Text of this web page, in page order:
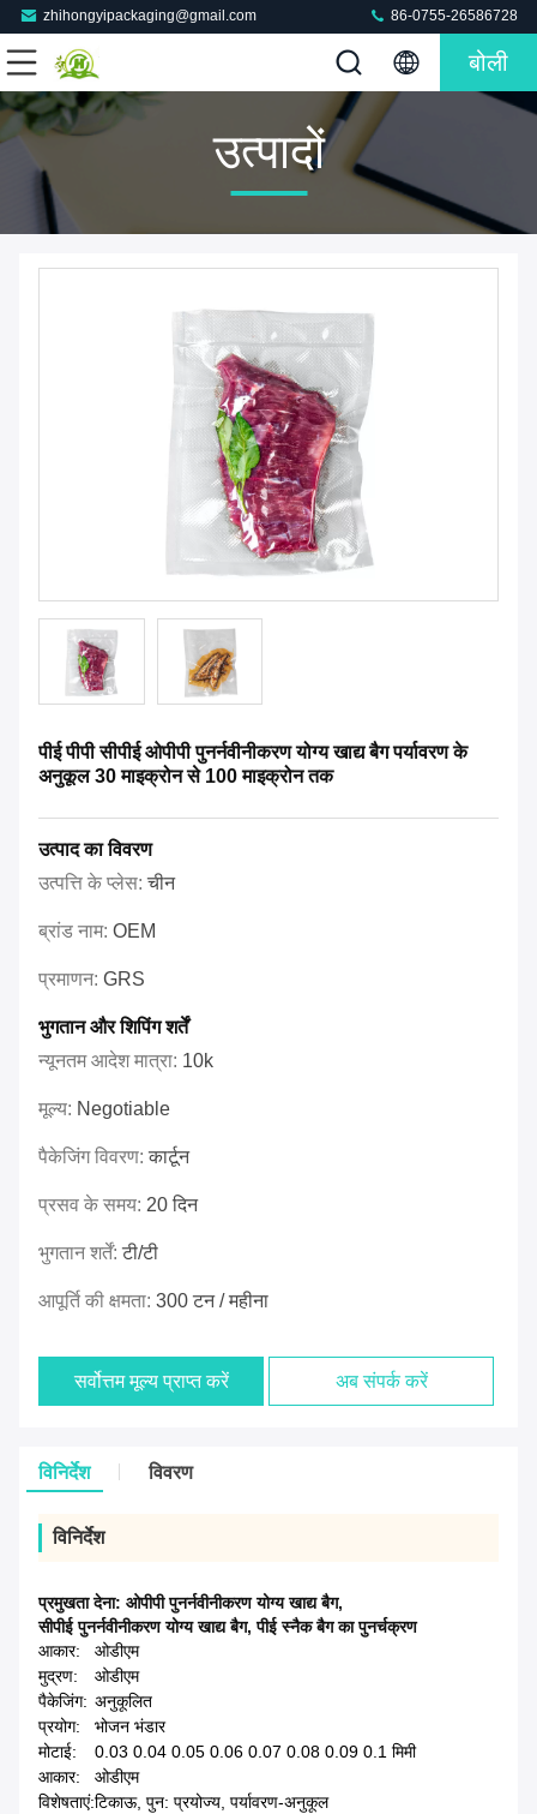
zhihongyipackaging@gmail.com 86-0755-26586728
बोली
उत्पादों
पीई पीपी सीपीई ओपीपी पुनर्नवीनीकरण योग्य खाद्य बैग पर्यावरण के
अनुकूल 30 माइक्रोन से 100 माइक्रोन तक
उत्पाद का विवरण
उत्पत्ति के प्लेस:चीन
ब्रांड नाम: OEM
प्रमाणन: GRS
भुगतान और शिपिंग शर्तें
न्यूनतम आदेश मात्रा: 10k
मूल्य: Negotiable
पैकेजिंग विवरण:कार्टून
प्रसव के समय: 20 दिन
भुगतान शर्तें:टी/टी
आपूर्ति की क्षमता: 300 टन / महीना
सर्वोत्तम मूल्य प्राप्त करें अब संपर्क करें
विनिर्देश विवरण
विनिर्देश
प्रमुखता देना: ओपीपी पुनर्नवीनीकरण योग्य खाद्य बैग,
सीपीई पुनर्नवीनीकरण योग्य खाद्य बैग,पीई स्नैक बैग का पुनर्चक्रण
आकार:
ओडीएम
मुद्रण:
ओडीएम
पैकेजिंग: अनुकूलित
प्रयोग:
भोजन भंडार
मोटाई:
0.03 0.04 0.05 0.06 0.07 0.08 0.09 0.1 मिमी
आकार:
ओडीएम
विशेषताएं:टिकाऊ, पुन: प्रयोज्य, पर्यावरण-अनुकूल